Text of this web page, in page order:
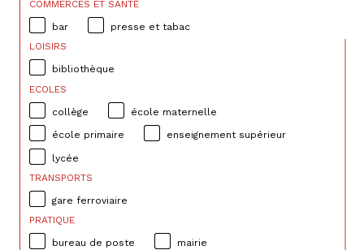
COMMERCES ET SANTÉ
bar
presse et tabac
LOISIRS
bibliothèque
ECOLES
collège
école maternelle
école primaire enseignement supérieur
lycée
TRANSPORTS
gare ferroviaire
PRATIQUE
bureau de poste
mairie